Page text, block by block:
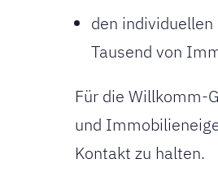
den
Tausend von
Für die Willkomm-
und
Kontakt zu halten.